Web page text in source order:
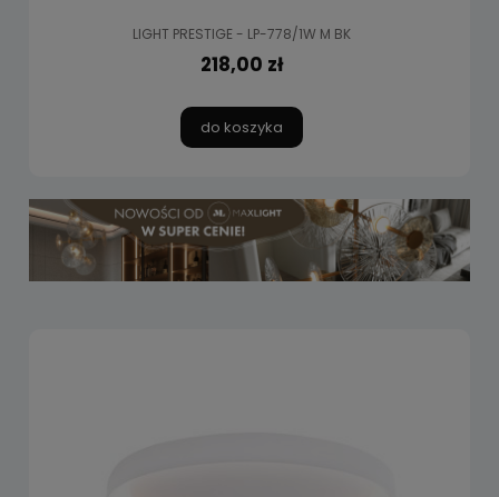
LIGHT PRESTIGE - LP-778/1W M BK
218,00 zł
do koszyka